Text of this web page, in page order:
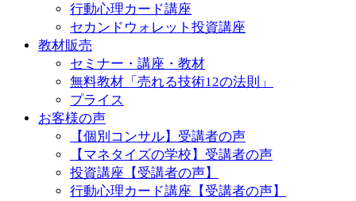
行動心理カード講座
セカンドウォレット投資講座
教材販売
セミナー・講座・教材
無料教材「売れる技術12の法則」
プライス
お客様の声
【個別コンサル】受講者の声
【マネタイズの学校】受講者の声
投資講座【受講者の声】
行動心理カード講座【受講者の声】